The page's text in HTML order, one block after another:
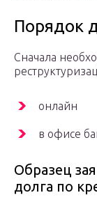
Порядок
Сначала
онлайн
в офисе
Образец
долга по